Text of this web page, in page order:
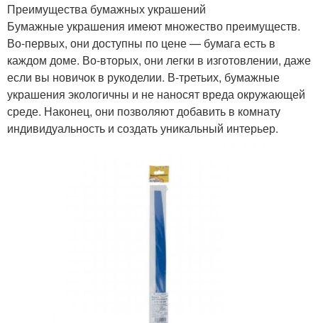
Преимущества бумажных украшений
Бумажные украшения имеют множество преимуществ.
Во-первых, они доступны по цене — бумага есть в
каждом доме. Во-вторых, они легки в изготовлении, даже
если вы новичок в рукоделии. В-третьих, бумажные
украшения экологичны и не наносят вреда окружающей
среде. Наконец, они позволяют добавить в комнату
индивидуальность и создать уникальный интерьер.